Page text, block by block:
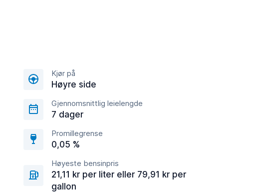
Kjør på
Høyre side
Gjennomsnittlig leielengde
7 dager
Promillegrense
0,05 %
Høyeste bensinpris
21,11 kr per liter eller 79,91 kr per
gallon